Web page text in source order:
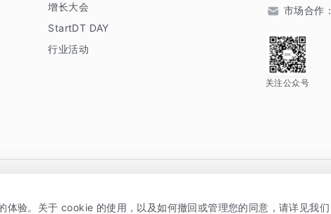
增长大会
StartDT DAY
行业活动
市场合作：
关注公众号
验。关于 cookie 的使用，以及如何撤回或管理您的同意，请详见我们